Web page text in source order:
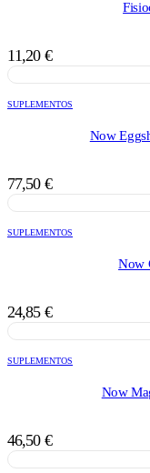
11,20 €
SUPLEMENTOS
Now
77,50 €
SUPLEMENTOS
Now
24,85 €
SUPLEMENTOS
Now
46,50 €